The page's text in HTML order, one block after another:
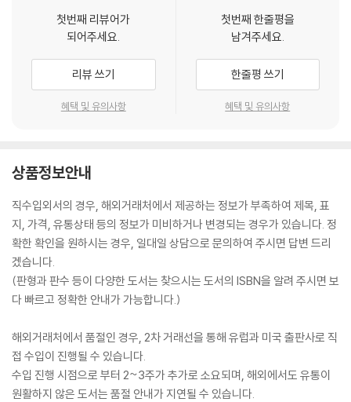
첫번째 리뷰어가
되어주세요.
리뷰 쓰기
혜택 및 유의사항
첫번째 한줄평을
남겨주세요.
한줄평 쓰기
혜택 및 유의사항
상품정보안내
직수입외서의 경우, 해외거래처에서 제공하는 정보가 부족하여 제목, 표
지, 가격, 유통상태 등의 정보가 미비하거나 변경되는 경우가 있습니다. 정
확한 확인을 원하시는 경우, 일대일 상담으로 문의하여 주시면 답변 드리
겠습니다.
(판형과 판수 등이 다양한 도서는 찾으시는 도서의 ISBN을 알려 주시면 보
다 빠르고 정확한 안내가 가능합니다.)
해외거래처에서 품절인 경우, 2차 거래선을 통해 유럽과 미국 출판사로 직
접 수입이 진행될 수 있습니다.
수입 진행 시점으로 부터 2~3주가 추가로 소요되며, 해외에서도 유통이
원활하지 않은 도서는 품절 안내가 지연될 수 있습니다.